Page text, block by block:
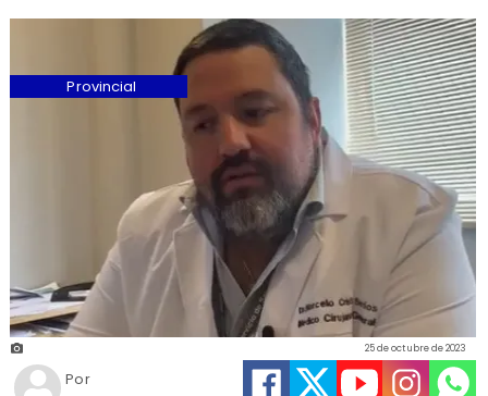
25 de octubre de 2023
Provincial
Por